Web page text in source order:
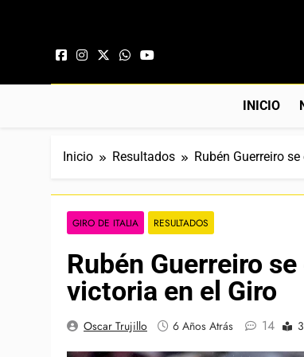
INICIO
Inicio Resultados Rubén Guerreiro
GIRO DE ITALIA RESULTADOS
Rubén Guerreiro
victoria en el Giro
Oscar Trujillo 6 Años Atrás 14